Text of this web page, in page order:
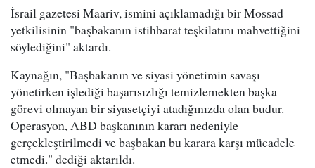
İsrail gazetesi Maariv, ismini açıklamadığı bir Mossad
yetkilisinin "başbakanın istihbarat teşkilatını mahvettiğini
söylediğini" aktardı.
Kaynağın, "Başbakanın ve siyasi yönetimin savaşı
yönetirken işlediği başarısızlığı temizlemekten başka
görevi olmayan bir siyasetçiyi atadığınızda olan budur.
Operasyon, ABD başkanının kararı nedeniyle
gerçekleştirilmedi ve başbakan bu karara karşı mücadele
etmedi." dediği aktarıldı.